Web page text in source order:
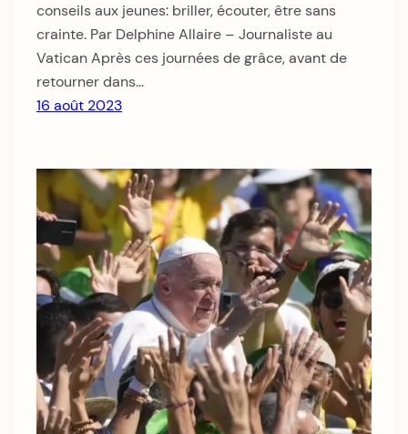
conseils aux jeunes: briller, écouter, être sans
crainte. Par Delphine Allaire – Journaliste au
Vatican Après ces journées de grâce, avant de
retourner dans…
16 août 2023